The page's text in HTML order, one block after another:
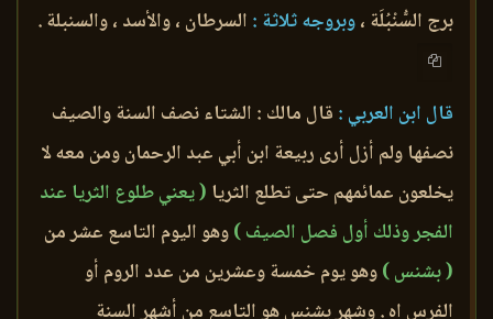
برج السُّنْبُلَة ،وبروجه ثلاثة : السرطان ، والأسد ، والسنبلة .
قال ابن العربي : قال مالك : الشتاء نصف السنة والصيف
نصفها ولم أزل أرى ربيعة ابن أبي عبد الرحمان ومن معه لا
يخلعون عمائمهم حتى تطلع الثريا ( يعني طلوع الثريا عند
الفجر وذلك أول فصل الصيف )وهو اليوم التاسع عشر من
( بشنس )وهو يوم خمسة وعشرين من عدد الروم أو
الفرس اه . وشهر بشنس هو التاسع من أشهر السنة